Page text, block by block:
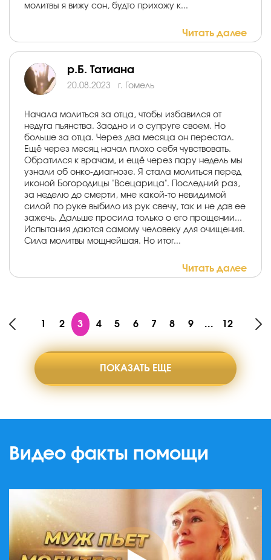
молитвы я вижу сон, будто прихожу к...
Читать далее
р.Б. Татиана
20.08.2023 г. Гомель
Начала молиться за отца, чтобы избавился от
недуга пьянства. Заодно и о супруге своем. Но
больше за отца. Через два месяца он перестал.
Ещё через месяц начал плохо себя чувствовать.
Обратился к врачам, и ещё через пару недель мы
узнали об онко-диагнозе. Я стала молиться перед
иконой Богородицы "Всецарица". Последний раз,
за неделю до смерти, мне какой-то невидимой
силой по руке выбило из рук свечу, так и не дав ее
зажечь. Дальше просила только о его прощении...
Испытания даются самому человеку для очищения.
Сила молитвы мощнейшая. Но итог...
Читать далее
1 2 3 4 5 6 7 8 9 ... 12
ПОКАЗАТЬ ЕЩЕ
Видео факты помощи